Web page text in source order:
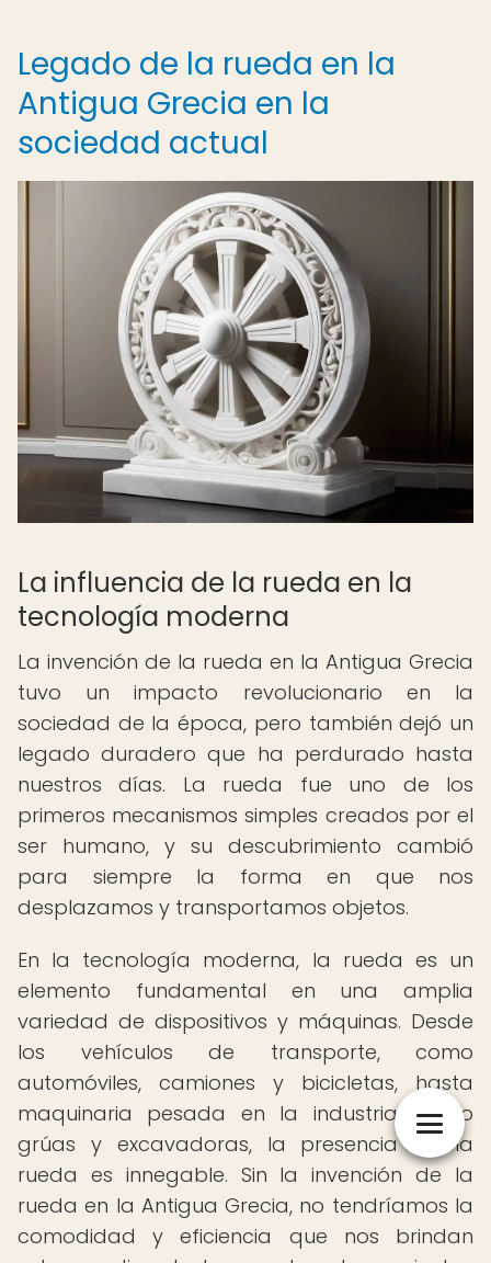
Legado de la rueda en la
Antigua Grecia en la
sociedad actual
La influencia de la rueda en la
tecnología moderna
La invención de la rueda en la Antigua Grecia
tuvo un impacto revolucionario en la
sociedad de la época, pero también dejó un
legado duradero que ha perdurado hasta
nuestros días. La rueda fue uno de los
primeros mecanismos simples creados por el
ser humano, y su descubrimiento cambió
para siempre la forma en que nos
desplazamos y transportamos objetos.
En la tecnología moderna, la rueda es un
elemento fundamental en una amplia
variedad de dispositivos y máquinas. Desde
los vehículos de transporte, como
automóviles, camiones y bicicletas, hasta
maquinaria pesada en la industria, como
grúas y excavadoras, la presencia de la
rueda es innegable. Sin la invención de la
rueda en la Antigua Grecia, no tendríamos la
comodidad y eficiencia que nos brindan